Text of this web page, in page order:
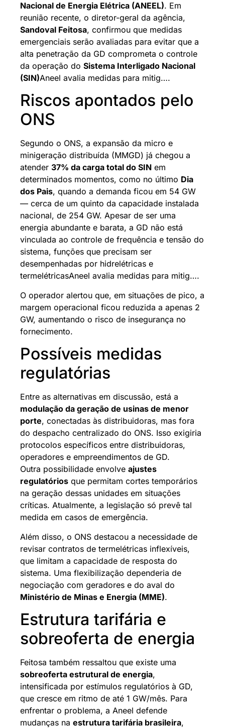
Nacional de Energia Elétrica (ANEEL). Em
reunião recente, o diretor-geral da agência,
Sandoval Feitosa, confirmou que medidas
emergenciais serão avaliadas para evitar que a
alta penetração da GD comprometa o controle
da operação do Sistema Interligado Nacional
(SIN)Aneel avalia medidas para mitig….
Riscos apontados pelo
ONS
Segundo o ONS, a expansão da micro e
minigeração distribuída (MMGD) já chegou a
atender 37% da carga total do SIN em
determinados momentos, como no último Dia
dos Pais, quando a demanda ficou em 54 GW
— cerca de um quinto da capacidade instalada
nacional, de 254 GW. Apesar de ser uma
energia abundante e barata, a GD não está
vinculada ao controle de frequência e tensão do
sistema, funções que precisam ser
desempenhadas por hidrelétricas e
termelétricasAneel avalia medidas para mitig….
O operador alertou que, em situações de pico, a
margem operacional ficou reduzida a apenas 2
GW, aumentando o risco de insegurança no
fornecimento.
Possíveis medidas
regulatórias
Entre as alternativas em discussão, está a
modulação da geração de usinas de menor
porte, conectadas às distribuidoras, mas fora
do despacho centralizado do ONS. Isso exigiria
protocolos específicos entre distribuidoras,
operadores e empreendimentos de GD.
Outra possibilidade envolve ajustes
regulatórios que permitam cortes temporários
na geração dessas unidades em situações
críticas. Atualmente, a legislação só prevê tal
medida em casos de emergência.
Além disso, o ONS destacou a necessidade de
revisar contratos de termelétricas inflexíveis,
que limitam a capacidade de resposta do
sistema. Uma flexibilização dependeria de
negociação com geradores e do aval do
Ministério de Minas e Energia (MME).
Estrutura tarifária e
sobreoferta de energia
Feitosa também ressaltou que existe uma
sobreoferta estrutural de energia,
intensificada por estímulos regulatórios à GD,
que cresce em ritmo de até 1 GW/mês. Para
enfrentar o problema, a Aneel defende
mudanças na estrutura tarifária brasileira,